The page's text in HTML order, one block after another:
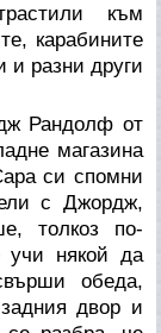
към
карабините
и разни други
Рандолф от
магазина
си спомни
с Джордж,
толкоз по-
учи някой да
обеда,
двор и